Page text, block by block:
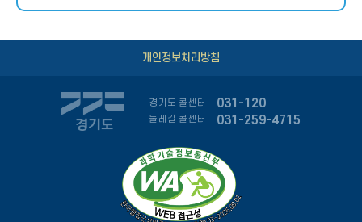
경기도 콜센터
둘레길 콜센터
031-120
031-259-4715
개인정보처리방침